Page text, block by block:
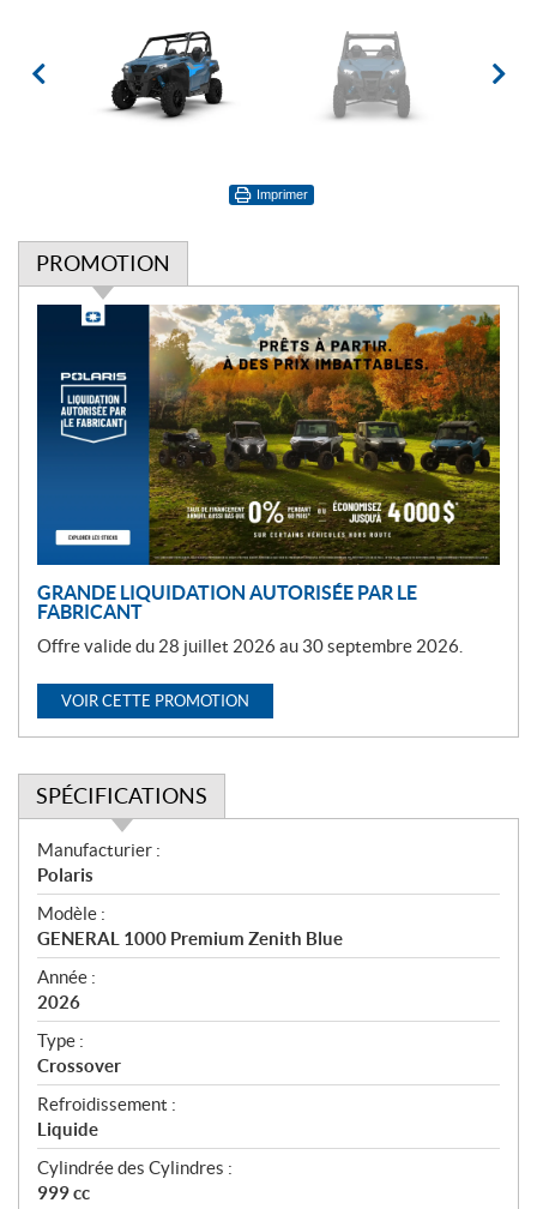
Imprimer
PROMOTION
GRANDE LIQUIDATION AUTORISÉE PAR LE
FABRICANT
Offre valide du 28 juillet 2026 au 30 septembre 2026.
VOIR CETTE PROMOTION
SPÉCIFICATIONS
S
p
é
c
i
f
i
c
a
t
i
o
n
s
Manufacturier :
Polaris
Modèle :
GENERAL 1000 Premium Zenith Blue
Année :
2026
Type :
Crossover
Refroidissement :
Liquide
Cylindrée des Cylindres :
999 cc